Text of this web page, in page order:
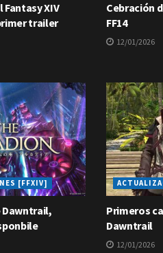
Fantasy XIV
trailer
Cebración
FF14
12/01/2026
[FFXIV]
Dawntrail,
Primeros
Dawntrail
12/01/2026